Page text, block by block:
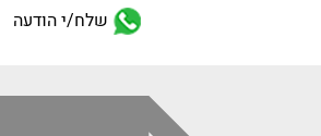
שלח/י הודעה